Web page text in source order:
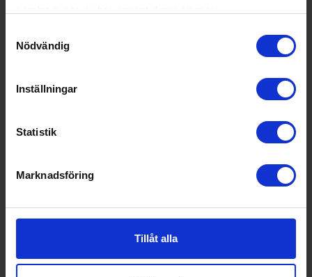
Nödvändig
Inställningar
Statistik
Marknadsföring
Tillåt alla
3 990:-
I lager